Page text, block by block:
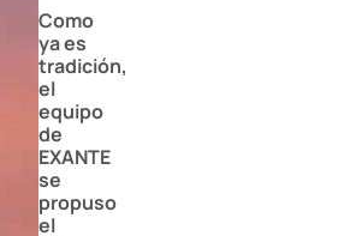
Como
ya es
tradición,
el
equipo
de
EXANTE
se
propuso
el